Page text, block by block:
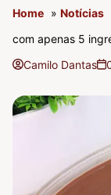
Home » Notícias
com apenas 5
Camilo Dantas